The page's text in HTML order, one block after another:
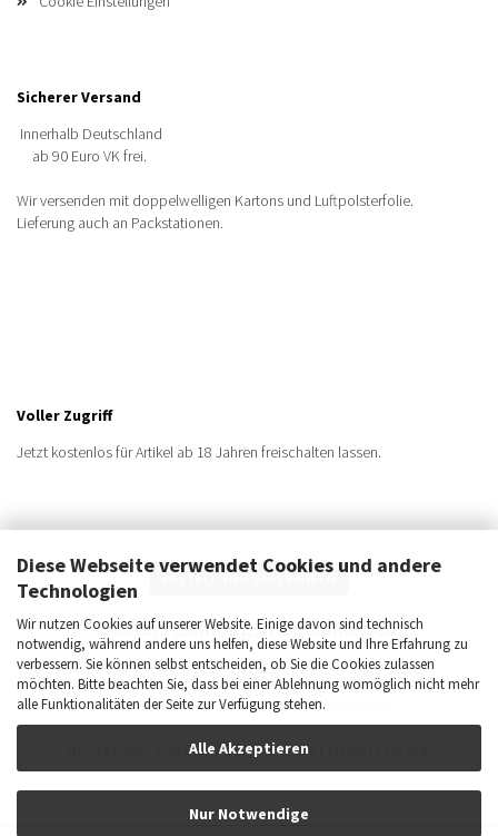
Diese Webseite verwendet Cookies und andere
Technologien
Wir nutzen Cookies auf unserer Website. Einige davon sind technisch
notwendig, während andere uns helfen, diese Website und Ihre Erfahrung zu
verbessern. Sie können selbst entscheiden, ob Sie die Cookies zulassen
möchten. Bitte beachten Sie, dass bei einer Ablehnung womöglich nicht mehr
alle Funktionalitäten der Seite zur Verfügung stehen.
Alle Akzeptieren
Nur Notwendige
Sicherer Versand
Innerhalb Deutschland
ab 90 Euro VK frei.
Wir versenden mit doppelwelligen Kartons und Luftpolsterfolie.
Lieferung auch an Packstationen.
Voller Zugriff
Jetzt kostenlos für Artikel ab 18 Jahren freischalten lassen.
BESTELLUNG WIDERRUFEN
Sichere Zahlungsmöglichkeiten
RECHNUNGSKAUF | SPÄTER BEZAHLEN | RATENKAUF